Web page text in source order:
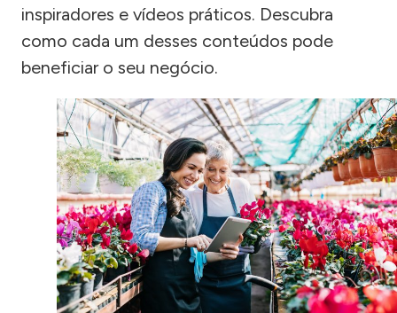
inspiradores e vídeos práticos. Descubra
como cada um desses conteúdos pode
beneficiar o seu negócio.